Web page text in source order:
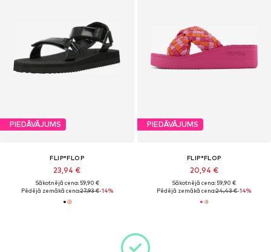
PIEDĀVĀJUMS
FLIP*FLOP
23,94 €
Sākotnējā cena: 59,90 €
Pēdējā zemākā cena:27,93 €-14%
PIEDĀVĀJUMS
FLIP*FLOP
20,94 €
Sākotnējā cena: 59,90 €
Pēdējā zemākā cena:24,43 €-14%